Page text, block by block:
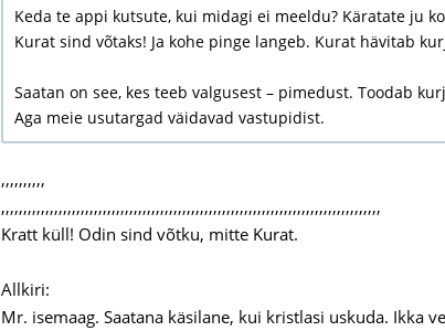
Keda te appi kutsute, kui midagi ei meeldu? Käratate ju
Kurat sind võtaks! Ja kohe pinge langeb. Kurat hävitab
Saatan on see, kes teeb valgusest – pimedust. Toodab
Aga meie usutargad väidavad vastupidist.
,,,,,,,,,,
,,,,,,,,,,,,,,,,,,,,,,,,,,,,,,,,,,,,,,,,,,,,,,,,,,,,,,,,,,,,,,,,,,,,,,,,,,,,,,,,,,,,,,
Kratt küll! Odin sind võtku, mitte Kurat.
Allkiri:
Mr. isemaag. Saatana käsilane, kui kristlasi uskuda. Ikka